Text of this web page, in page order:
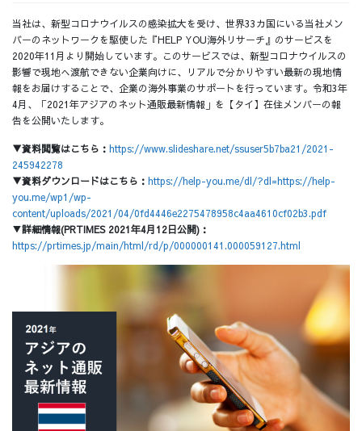
採用情報トップ チームインタビュー01
チームインタビュー02
お問い合わせ
当社は、新型コロナウイルスの感染拡大を受け、世界33カ国にいる当社メン
バーのネットワークを駆使した『HELP YOU海外リサーチ』のサービスを
2020年11月より開始しています。このサービスでは、新型コロナウイルスの
影響で現地へ渡航できない企業向けに、リアルで分かりやすい最新の現地情
報をお届けすることで、企業の海外事業のサポートを行っています。令和3年
4月、「2021年アジアのネット通販最新情報」を【タイ】在住メンバーの報
告を公開いたします。
▼資料閲覧はこちら： https://www.slideshare.net/ssuser5b7ba21/2021-
245942278
▼資料ダウンロードはこちら： https://help-you.me/dl/?dl=https://help-
you.me/wp1/wp-
content/uploads/2021/04/0fd4446e2275478958c4aa4610cf02b3.pdf
▼詳細情報(PRTIMES 2021年4月12日公開)：
https://prtimes.jp/main/html/rd/p/000000141.000059127.html